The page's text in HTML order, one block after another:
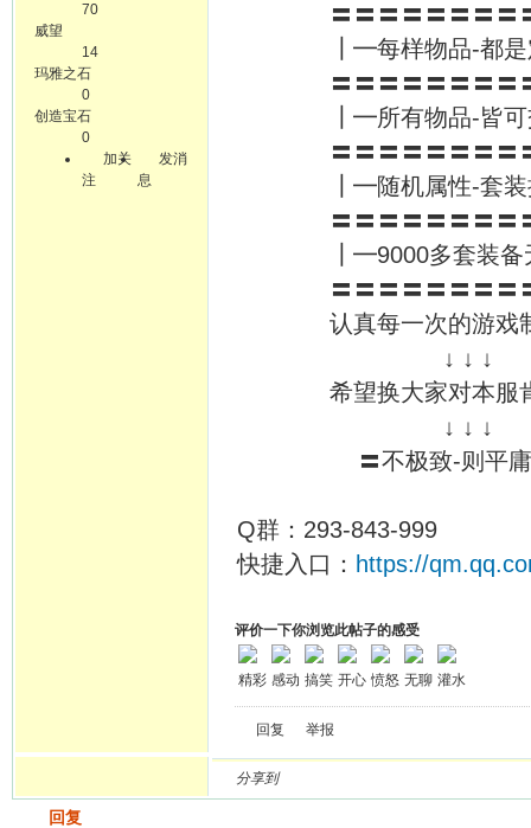
70
威望
14
玛雅之石
0
创造宝石
0
加关
注
发消
息
〓〓〓〓〓〓〓〓
┃━每样物品-都是
〓〓〓〓〓〓〓〓
┃━所有物品-皆可
〓〓〓〓〓〓〓〓
┃━随机属性-套装
〓〓〓〓〓〓〓〓
┃━9000多套装备
〓〓〓〓〓〓〓〓
认真每一次的游戏
↓ ↓ ↓
希望换大家对本服
↓ ↓ ↓
〓不极致-则平庸
Q群：293-843-999
快捷入口： https://
评价一下你浏览此帖子的感受
精彩 感动 搞笑 开心 愤怒 无聊 灌水
回复 举报
分享到
回复